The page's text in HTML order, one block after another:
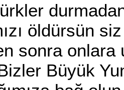
durmadan
öldürsün
sonra onlara
Büyük